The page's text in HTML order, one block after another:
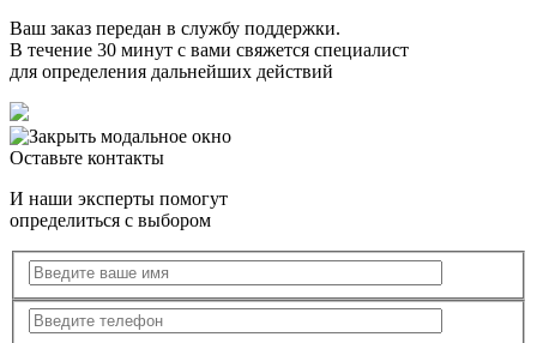
Ваш заказ передан в службу поддержки.
В течение 30 минут с вами свяжется специалист
для определения дальнейших действий
Оставьте контакты
И наши эксперты помогут
определиться с выбором